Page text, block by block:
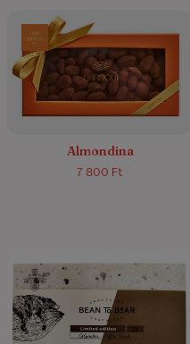
5.0/5 (1)
Almondina
7 800 Ft